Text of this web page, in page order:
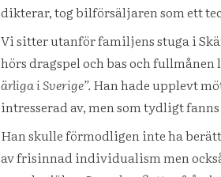
dikterar, tog bilförsäljaren som ett
Vi sitter utanför familjens stuga i
hörs dragspel och bas och fullmånen
ärliga i Sverige”. Han hade upplevt
intresserad av, men som tydligt
Han skulle förmodligen inte ha
av frisinnad individualism men